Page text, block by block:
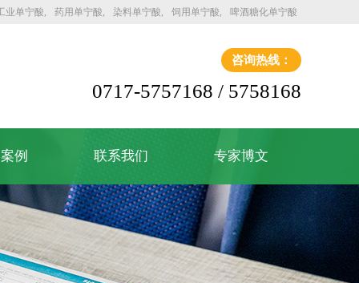
业单宁酸 药用单宁酸 染料单宁酸 饲用单宁酸 啤酒糖化单宁酸
咨询热线：
0717-5757168 / 5758168
例 联系我们 专家博文